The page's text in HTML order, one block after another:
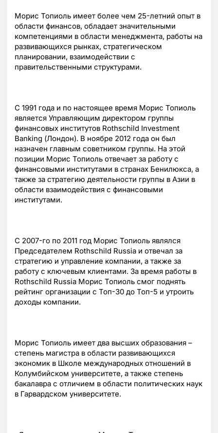
Морис Топиоль имеет более чем 25-летний опыт в
области финансов, обладает значительными
компетенциями в области менеджмента, работы на
развивающихся рынках, стратегическом
планировании, взаимодействии с
правительственными структурами.
С 1991 года и по настоящее время Морис Топиоль
является Управляющим директором группы
финансовых институтов Rothschild Investment
Banking (Лондон). В ноябре 2012 года он был
назначен главным советником группы. На этой
позиции Морис Топиоль отвечает за работу с
финансовыми институтами в странах Бенилюкса, а
также за стратегию деятельности группы в Азии в
области взаимодействия с финансовыми
институтами.
С 2007-го по 2011 год Морис Топиоль являлся
Председателем Rothschild Russia и отвечал за
стратегию и управление компании, а также за
работу с ключевым клиентами. За время работы в
Rothschild Russia Морис Топиоль смог поднять
рейтинг организации с Топ-30 до Топ-5 и утроить
доходы компании.
Морис Топиоль имеет два высших образования –
степень магистра в области развивающихся
экономик в Школе международных отношений в
Колумбийском университете, а также степень
бакалавра с отличием в области политических наук
в Гарвардском университете.